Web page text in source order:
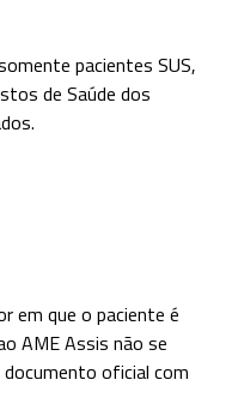
pacientes SUS,
de Saúde dos
em que o paciente é
AME Assis não se
oficial com